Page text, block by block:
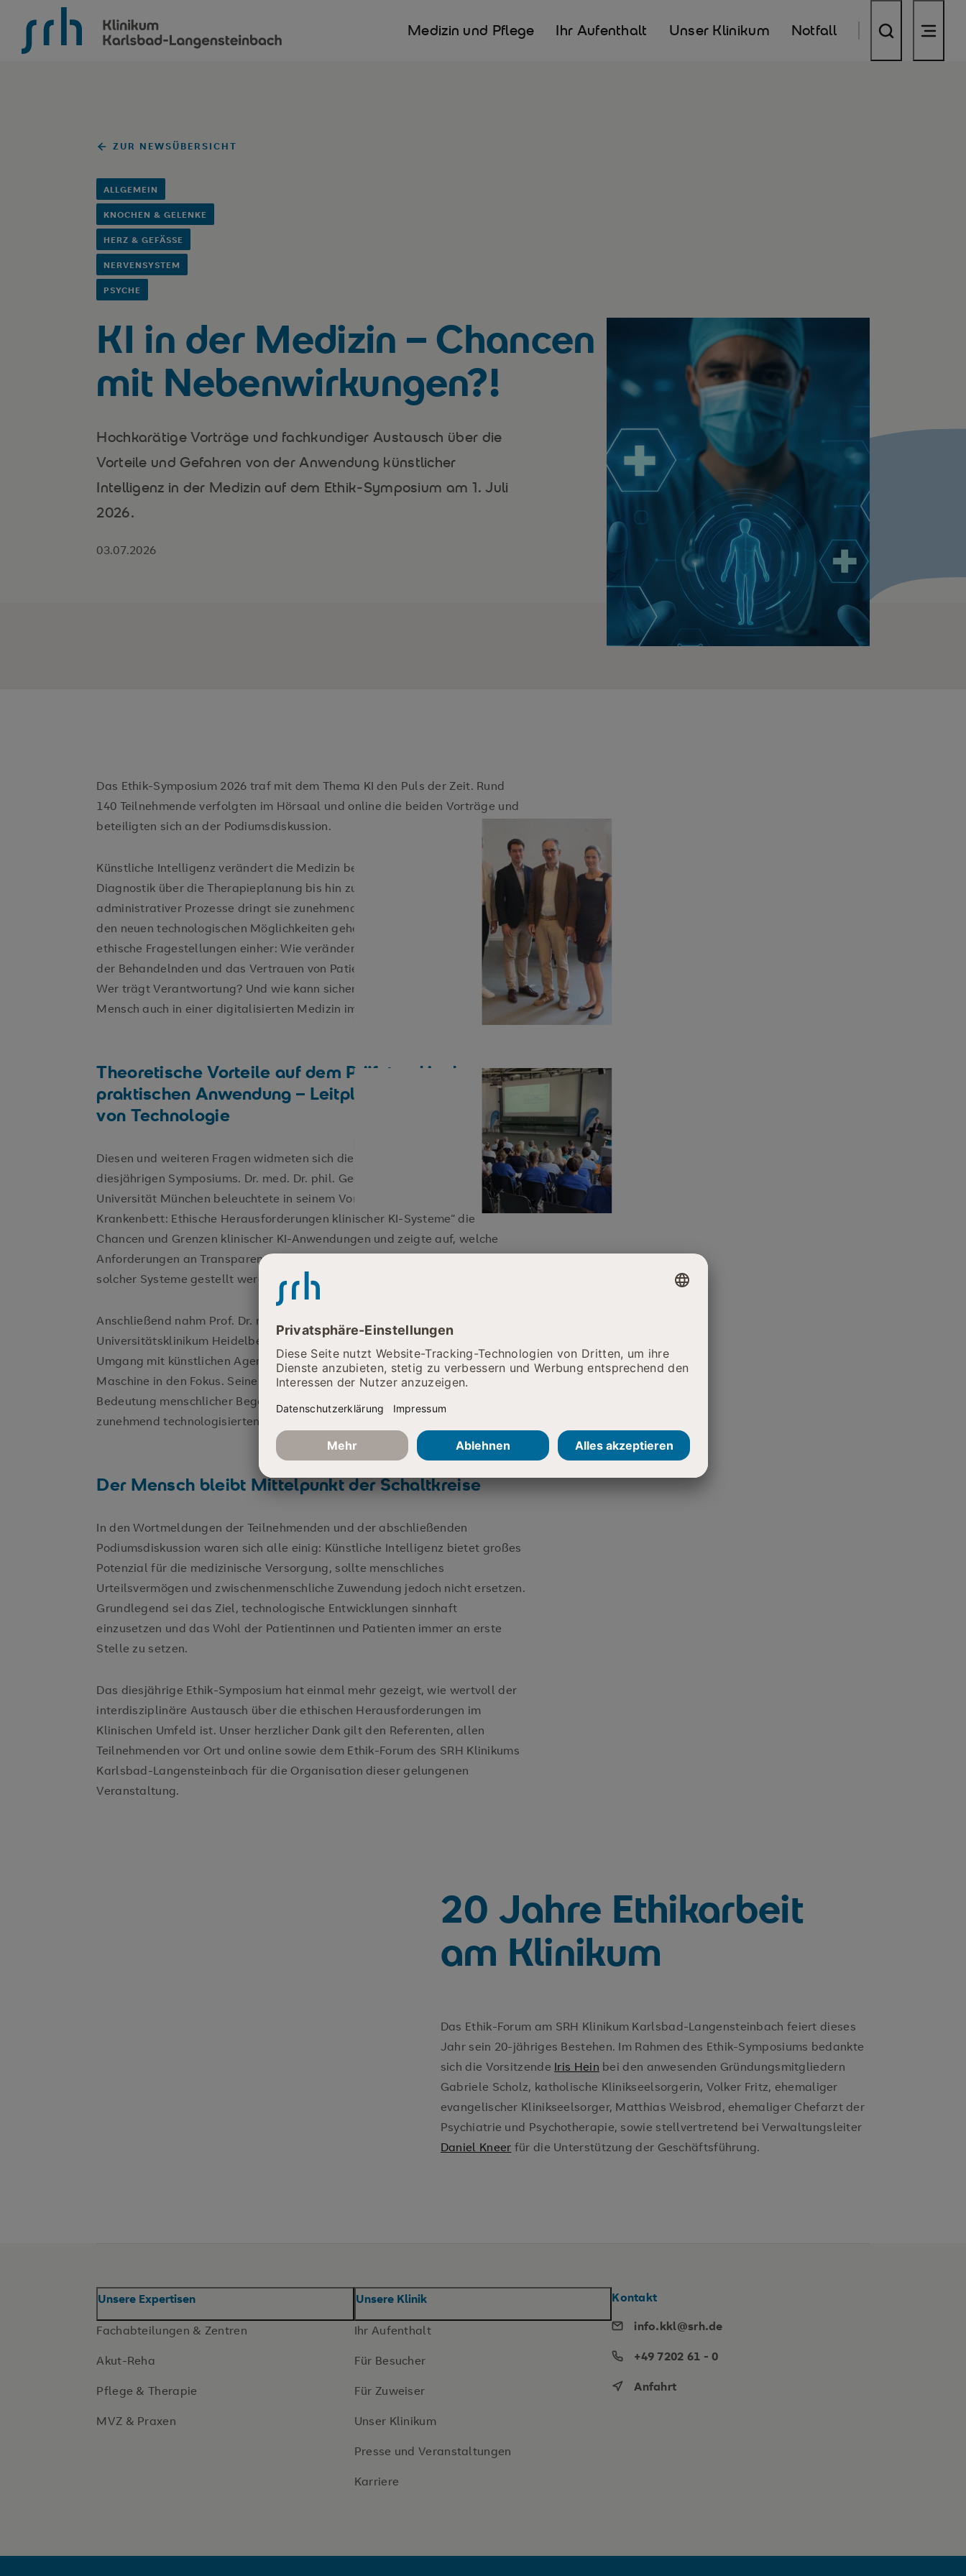
Medizin und Pflege Ihr Aufenthalt Unser Klinikum Notfall
ZUR NEWSÜBERSICHT
ALLGEMEIN
KNOCHEN & GELENKE
HERZ & GEFÄSSE
NERVENSYSTEM
PSYCHE
KI in der Medizin – Chancen
mit Nebenwirkungen?!
Hochkarätige Vorträge und fachkundiger Austausch über die
Vorteile und Gefahren von der Anwendung künstlicher
Intelligenz in der Medizin auf dem Ethik-Symposium am 1. Juli
2026.
03.07.2026
Das Ethik-Symposium 2026 traf mit dem Thema KI den Puls der Zeit. Rund
140 Teilnehmende verfolgten im Hörsaal und online die beiden Vorträge und
beteiligten sich an der Podiumsdiskussion.
Künstliche Intelligenz verändert die Medizin bereits seit einiger Zeit: von der
Diagnostik über die Therapieplanung bis hin zur Unterstützung
administrativer Prozesse dringt sie zunehmend in den Klinikalltag vor. Mit
den neuen technologischen Möglichkeiten gehen jedoch auch grundlegende
ethische Fragestellungen einher: Wie verändern KI-Systeme Entscheidungen
der Behandelnden und das Vertrauen von Patient:innen und Angehörigen?
Wer trägt Verantwortung? Und wie kann sichergestellt werden, dass der
Mensch auch in einer digitalisierten Medizin im Mittelpunkt steht?
Theoretische Vorteile auf dem Prüfstand in der
praktischen Anwendung – Leitplanken und Grenzen
von Technologie
Diesen und weiteren Fragen widmeten sich die beiden Referenten des
diesjährigen Symposiums. Dr. med. Dr. phil. Georg Starke von der Technischen
Universität München beleuchtete in seinem Vortrag „Algorithmen am
Krankenbett: Ethische Herausforderungen klinischer KI-Systeme“ die
Chancen und Grenzen klinischer KI-Anwendungen und zeigte auf, welche
Anforderungen an Transparenz, Verantwortung und Vertrauen beim Einsatz
solcher Systeme gestellt werden.
Anschließend nahm Prof. Dr. med. Dr. phil. Thomas Fuchs vom
Universitätsklinikum Heidelberg in seinem Vortrag „KI als Partner? Unser
Umgang mit künstlichen Agenten“ die Beziehung zwischen Mensch und
Maschine in den Fokus. Seine Ausführungen regten dazu an, über die
Bedeutung menschlicher Begegnung, Empathie und Verantwortung in einer
zunehmend technologisierten Medizin nachzudenken.
Der Mensch bleibt Mittelpunkt der Schaltkreise
In den Wortmeldungen der Teilnehmenden und der abschließenden
Podiumsdiskussion waren sich alle einig: Künstliche Intelligenz bietet großes
Potenzial für die medizinische Versorgung, sollte menschliches
Urteilsvermögen und zwischenmenschliche Zuwendung jedoch nicht ersetzen.
Grundlegend sei das Ziel, technologische Entwicklungen sinnhaft
einzusetzen und das Wohl der Patientinnen und Patienten immer an erste
Stelle zu setzen.
Das diesjährige Ethik-Symposium hat einmal mehr gezeigt, wie wertvoll der
interdisziplinäre Austausch über die ethischen Herausforderungen im
Klinischen Umfeld ist. Unser herzlicher Dank gilt den Referenten, allen
Teilnehmenden vor Ort und online sowie dem Ethik-Forum des SRH Klinikums
Karlsbad-Langensteinbach für die Organisation dieser gelungenen
Veranstaltung.
20 Jahre Ethikarbeit
am Klinikum
Das Ethik-Forum am SRH Klinikum Karlsbad-Langensteinbach feiert dieses
Jahr sein 20-jähriges Bestehen. Im Rahmen des Ethik-Symposiums bedankte
sich die Vorsitzende Iris Hein bei den anwesenden Gründungsmitgliedern
Gabriele Scholz, katholische Klinikseelsorgerin, Volker Fritz, ehemaliger
evangelischer Klinikseelsorger, Matthias Weisbrod, ehemaliger Chefarzt der
Psychiatrie und Psychotherapie, sowie stellvertretend bei Verwaltungsleiter
Daniel Kneer für die Unterstützung der Geschäftsführung.
Unsere Expertisen
Fachabteilungen & Zentren
Akut-Reha
Pflege & Therapie
MVZ & Praxen
Unsere Klinik
Ihr Aufenthalt
Für Besucher
Für Zuweiser
Unser Klinikum
Presse und Veranstaltungen
Karriere
Kontakt
info.kkl@srh.de
+49 7202 61 - 0
Anfahrt